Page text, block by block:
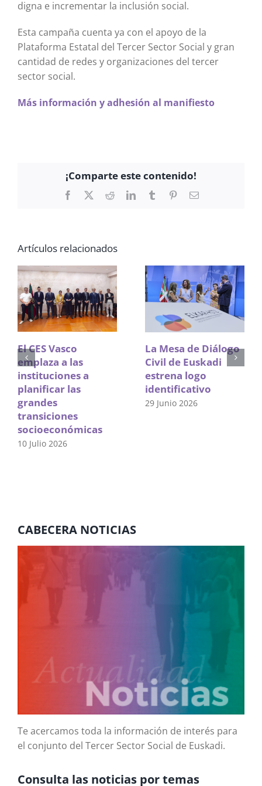
digna e incrementar la inclusión social.
Esta campaña cuenta ya con el apoyo de la
Plataforma Estatal del Tercer Sector Social y gran
cantidad de redes y organizaciones del tercer
sector social.
Más información y adhesión al manifiesto
¡Comparte este contenido!
Facebook RedditLinkedInTumblr PinterestCorreo
Artículos relacionados
El CES Vasco
emplaza a las
instituciones a
planificar las
grandes
transiciones
socioeconómicas
10 Julio 2026
La Mesa de Diálogo
Civil de Euskadi
estrena logo
identificativo
29 Junio 2026
CABECERA NOTICIAS
Te acercamos toda la información de interés para
el conjunto del Tercer Sector Social de Euskadi.
Consulta las noticias por temas